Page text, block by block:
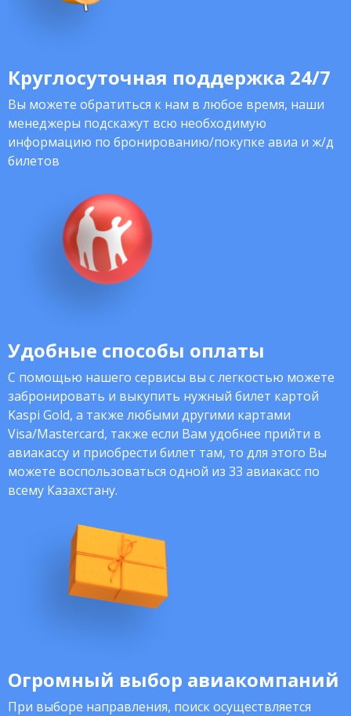
Круглосуточная поддержка 24/7
Вы можете обратиться к нам в любое время, наши
менеджеры подскажут всю необходимую
информацию по бронированию/покупке авиа и ж/д
билетов
Удобные способы оплаты
С помощью нашего сервисы вы с легкостью можете
забронировать и выкупить нужный билет картой
Kaspi Gold, а также любыми другими картами
Visa/Mastercard, также если Вам удобнее прийти в
авиакассу и приобрести билет там, то для этого Вы
можете воспользоваться одной из 33 авиакасс по
всему Казахстану.
Огромный выбор авиакомпаний
При выборе направления, поиск осуществляется